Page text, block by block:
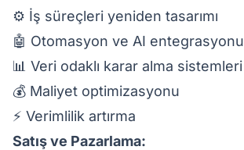
⚙️ İş süreçleri yeniden tasarımı
🤖 Otomasyon ve AI entegrasyonu
📊 Veri odaklı karar alma sistemleri
💰 Maliyet optimizasyonu
⚡ Verimlilik artırma
Satış ve Pazarlama: